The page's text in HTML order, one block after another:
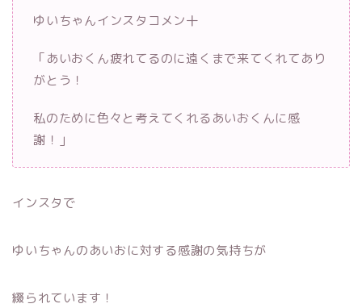
ゆいちゃんインスタコメン十
「あいおくん疲れてるのに遠くまで来てくれてあり
がとう！
私のために色々と考えてくれるあいおくんに感
謝！」
インスタで
ゆいちゃんのあいおに対する感謝の気持ちが
綴られています！